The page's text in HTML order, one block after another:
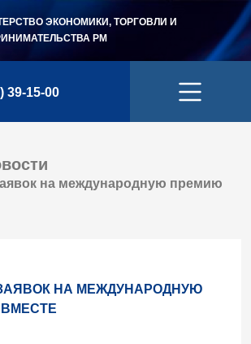
ЭКОНОМИКИ, ТОРГОВЛИ И
РМ
39-15-00
на международную премию
НА МЕЖДУНАРОДНУЮ